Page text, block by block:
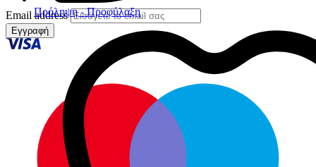
Πρόληψη - Προφύλαξη
Email address
Εγγραφή